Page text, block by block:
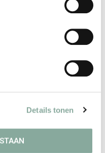
Details tonen
onze
en promoties